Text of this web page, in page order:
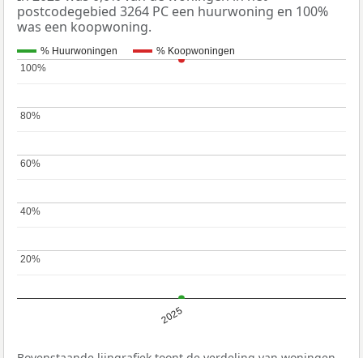
postcodegebied 3264 PC een huurwoning en 100%
was een koopwoning.
% Huurwoningen % Koopwoningen
2025
20%
20%
40%
40%
60%
60%
80%
80%
100%
100%